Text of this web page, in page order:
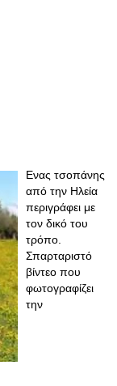
Ενας τσοπάνης
από την Ηλεία
περιγράφει με
τον δικό του
τρόπο.
Σπαρταριστό
βίντεο που
φωτογραφίζει
την